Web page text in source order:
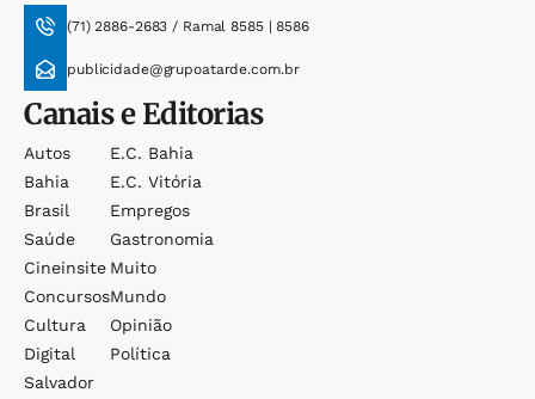
(71) 2886-2683 / Ramal 8585 | 8586
publicidade@grupoatarde.com.br
Canais e Editorias
Autos
Bahia
Brasil
Saúde
Cineinsite
Concursos
Cultura
Digital
Salvador
E.c. Bahia
E.c. Vitória
Empregos
Gastronomia
Muito
Mundo
Opinião
Política